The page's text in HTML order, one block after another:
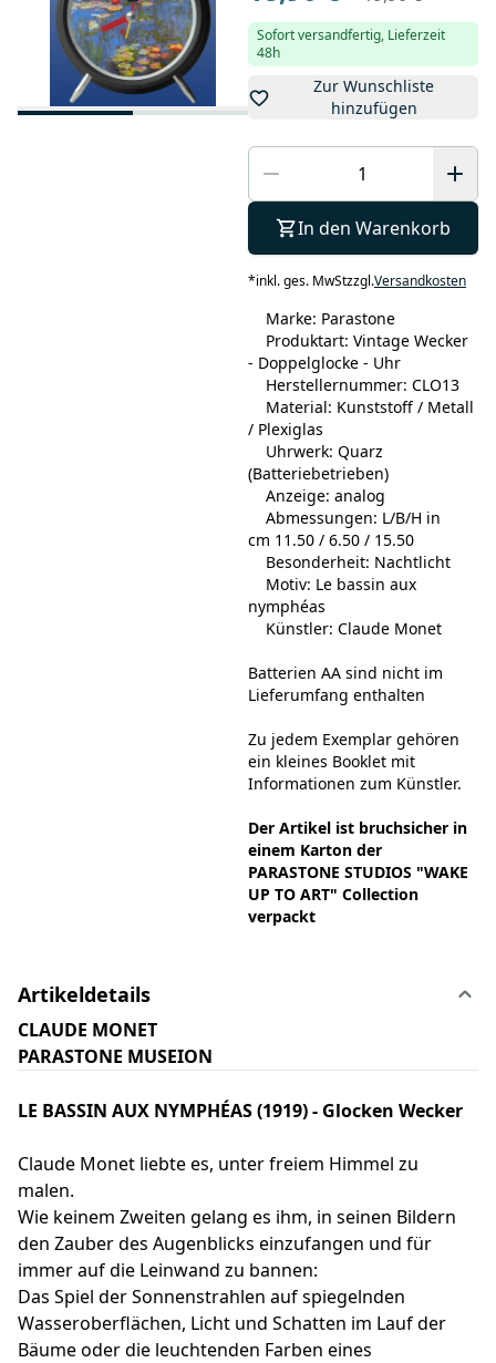
Sofort versandfertig, Lieferzeit
48h
Zur Wunschliste
hinzufügen
In den Warenkorb
*inkl. ges. MwStzzgl.Versandkosten
Marke: Parastone
Produktart: Vintage Wecker
- Doppelglocke - Uhr
Herstellernummer: CLO13
Material: Kunststoff / Metall
/ Plexiglas
Uhrwerk: Quarz
(Batteriebetrieben)
Anzeige: analog
Abmessungen: L/B/H in
cm 11.50 / 6.50 / 15.50
Besonderheit: Nachtlicht
Motiv: Le bassin aux
nymphéas
Künstler: Claude Monet
Batterien AA sind nicht im
Lieferumfang enthalten
Zu jedem Exemplar gehören
ein kleines Booklet mit
Informationen zum Künstler.
Der Artikel ist bruchsicher in
einem Karton der
PARASTONE STUDIOS "WAKE
UP TO ART" Collection
verpackt
Artikeldetails
CLAUDE MONET
PARASTONE MUSEION
LE BASSIN AUX NYMPHÉAS (1919) - Glocken Wecker
Claude Monet liebte es, unter freiem Himmel zu
malen.
Wie keinem Zweiten gelang es ihm, in seinen Bildern
den Zauber des Augenblicks einzufangen und für
immer auf die Leinwand zu bannen:
Das Spiel der Sonnenstrahlen auf spiegelnden
Wasseroberflächen, Licht und Schatten im Lauf der
Bäume oder die leuchtenden Farben eines